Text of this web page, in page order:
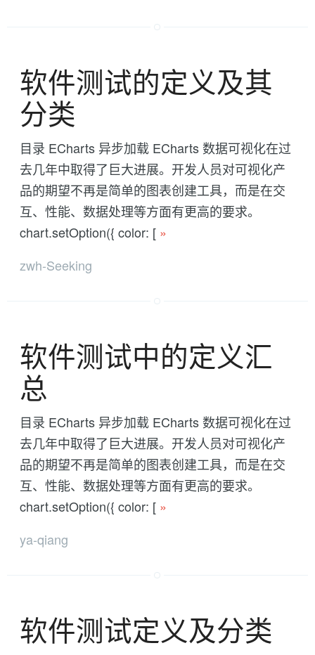
软件测试的定义及其
分类
目录 ECharts 异步加载 ECharts 数据可视化在过
去几年中取得了巨大进展。开发人员对可视化产
品的期望不再是简单的图表创建工具，而是在交
互、性能、数据处理等方面有更高的要求。
chart.setOption({ color: [ »
zwh-Seeking
软件测试中的定义汇
总
目录 ECharts 异步加载 ECharts 数据可视化在过
去几年中取得了巨大进展。开发人员对可视化产
品的期望不再是简单的图表创建工具，而是在交
互、性能、数据处理等方面有更高的要求。
chart.setOption({ color: [ »
ya-qiang
软件测试定义及分类